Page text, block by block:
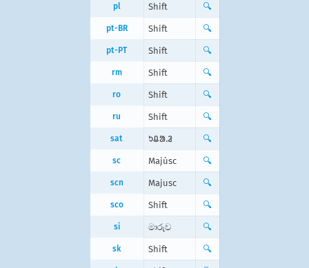
pl Shift 🔍
pt-BR Shift 🔍
pt-PT Shift 🔍
rm Shift 🔍
ro Shift 🔍
ru Shift 🔍
sat ᱩᱪᱟᱹᱲ 🔍
sc Majùsc 🔍
scn Majusc 🔍
sco Shift 🔍
si මාරුව 🔍
sk Shift 🔍